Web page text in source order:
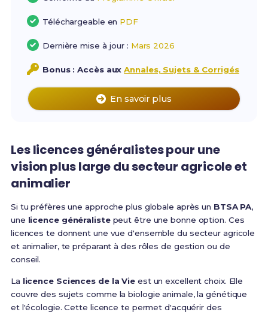
Téléchargeable en PDF
Dernière mise à jour : Mars 2026
Bonus : Accès auxAnnales, Sujets & Corrigés
En savoir plus
Les licences généralistes pour une
vision plus large du secteur agricole et
animalier
Si tu préfères une approche plus globale après un BTSA PA,
une licence généralistepeut être une bonne option. Ces
licences te donnent une vue d'ensemble du secteur agricole
et animalier, te préparant à des rôles de gestion ou de
conseil.
La licence Sciences de la Vie est un excellent choix. Elle
couvre des sujets comme la biologie animale, la génétique
et l'écologie. Cette licence te permet d'acquérir des